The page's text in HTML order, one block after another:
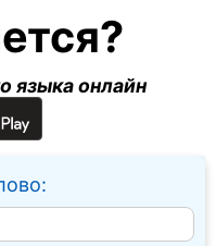
языка онлайн